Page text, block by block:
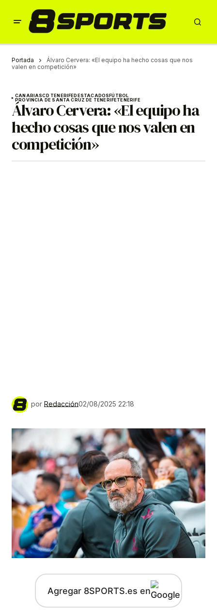
Portada
Álvaro Cervera: «El equipo ha hecho cosas que nos
valen en competición»
CANARIASCD TENERIFEDESTACADOSFÚTBOL
PROVINCIA DE SANTA CRUZ DE TENERIFETENERIFE
Álvaro Cervera: «El equipo ha
hecho cosas que nos valen en
competición»
por Redacción02/08/2025 22:18
Agregar 8SPORTS.es en